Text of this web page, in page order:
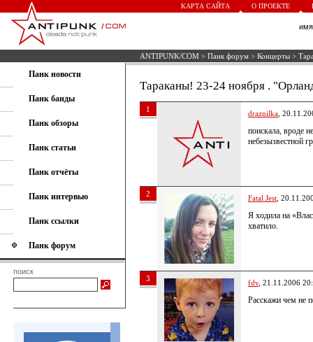
КАРТА САЙТА О ПРОЕКТЕ
ANTIPUNK/COM > Панк форум > Концерты >
Панк новости
Панк банды
Панк обзоры
Панк статьи
Панк отчёты
Панк интервью
Панк ссылки
Панк форум
поиск
Тараканы! 23-24 ноября .
1 draznilka ,
поискала, вроде
небезызвестной
2 Fatal Jest ,
Я ходила на
хватило.
3 fdv, 21.11.2006
Расскажи чем не